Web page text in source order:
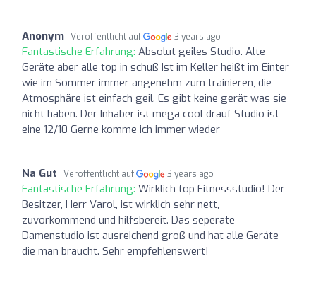
Anonym Veröffentlicht auf 3 years ago
Fantastische Erfahrung: Absolut geiles Studio. Alte
Geräte aber alle top in schuß Ist im Keller heißt im Einter
wie im Sommer immer angenehm zum trainieren, die
Atmosphäre ist einfach geil. Es gibt keine gerät was sie
nicht haben. Der Inhaber ist mega cool drauf Studio ist
eine 12/10 Gerne komme ich immer wieder
Na Gut Veröffentlicht auf 3 years ago
Fantastische Erfahrung: Wirklich top Fitnessstudio! Der
Besitzer, Herr Varol, ist wirklich sehr nett,
zuvorkommend und hilfsbereit. Das seperate
Damenstudio ist ausreichend groß und hat alle Geräte
die man braucht. Sehr empfehlenswert!